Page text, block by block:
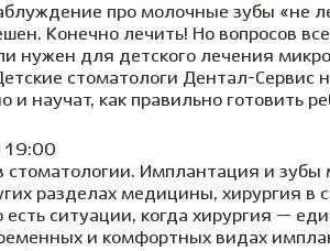
про молочные зубы «не
Конечно лечить! Но вопросов
нужен для детского лечения
стоматологи Дентал-Сервис
и научат, как правильно готовить
19:00
стоматологии. Имплантация и зубы
разделах медицины, хирургия
есть ситуации, когда хирургия —
и комфортных видах